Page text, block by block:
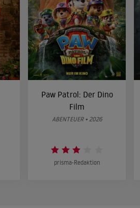
Paw Patrol: Der Dino
Film
ABENTEUER • 2026
prisma-Redaktion